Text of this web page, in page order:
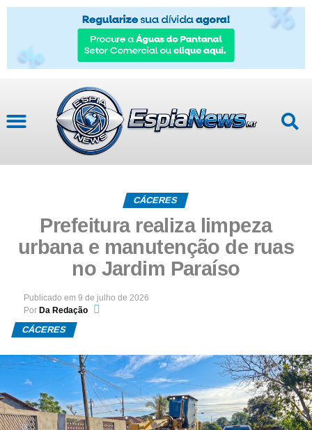
CÁCERES
Prefeitura realiza limpeza
urbana e manutenção de ruas
no Jardim Paraíso
Publicado em 9 de julho de 2026
Por Da Redação
CÁCERES